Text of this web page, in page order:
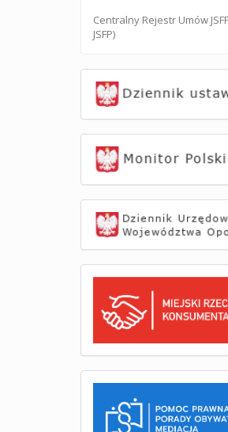
Centralny Rejestr Umów
JSFP)